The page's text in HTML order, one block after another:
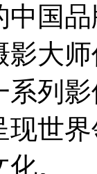
中国
影大
系列
现世
。